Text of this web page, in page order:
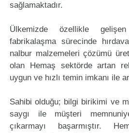
sağlamaktadır.
Ülkemizde özellikle
fabrikalaşma sürecinde
nalbur malzemeleri çözümü
olan Hemaş sektörde artan
uygun ve hızlı temin imkanı ile
Sahibi olduğu; bilgi birikimi ve
saygı ile müşteri
çıkarmayı başarmıştır.